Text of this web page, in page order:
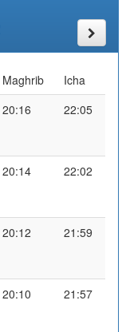
Maghrib
Icha
20:16 22:05
20:14 22:02
20:12 21:59
20:10 21:57